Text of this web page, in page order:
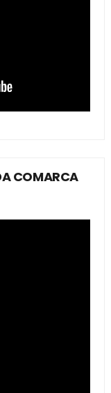
COMARCA